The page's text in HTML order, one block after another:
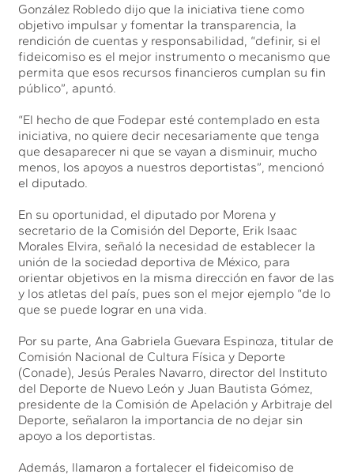
González Robledo dijo que la iniciativa tiene como
objetivo impulsar y fomentar la transparencia, la
rendición de cuentas y responsabilidad, “definir, si el
fideicomiso es el mejor instrumento o mecanismo que
permita que esos recursos financieros cumplan su fin
público”, apuntó.
“El hecho de que Fodepar esté contemplado en esta
iniciativa, no quiere decir necesariamente que tenga
que desaparecer ni que se vayan a disminuir, mucho
menos, los apoyos a nuestros deportistas”, mencionó
el diputado.
En su oportunidad, el diputado por Morena y
secretario de la Comisión del Deporte, Erik Isaac
Morales Elvira, señaló la necesidad de establecer la
unión de la sociedad deportiva de México, para
orientar objetivos en la misma dirección en favor de las
y los atletas del país, pues son el mejor ejemplo “de lo
que se puede lograr en una vida.
Por su parte, Ana Gabriela Guevara Espinoza, titular de
Comisión Nacional de Cultura Física y Deporte
(Conade), Jesús Perales Navarro, director del Instituto
del Deporte de Nuevo León y Juan Bautista Gómez,
presidente de la Comisión de Apelación y Arbitraje del
Deporte, señalaron la importancia de no dejar sin
apoyo a los deportistas.
Además, llamaron a fortalecer el fideicomiso de